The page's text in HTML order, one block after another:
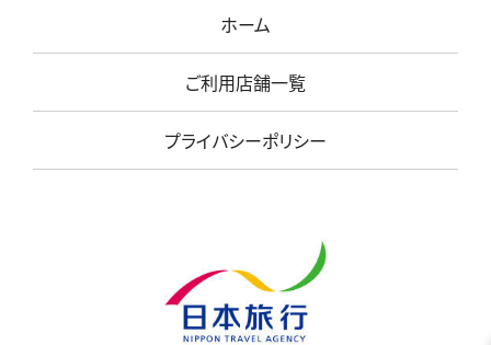
ホーム
ご利用店舗一覧
プライバシーポリシー